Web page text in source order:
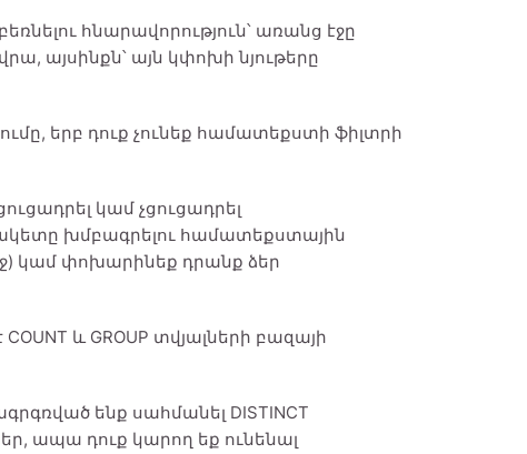
հնարավորություն՝ առանց էջը
այսինքն՝ այն կփոխի նյութերը
երբ դուք չունեք համատեքստի ֆիլտրի
կամ չցուցադրել
խմբագրելու համատեքստային
կամ փոխարինեք դրանք ձեր
և GROUP տվյալների բազայի
ենք սահմանել DISTINCT
ապա դուք կարող եք ունենալ